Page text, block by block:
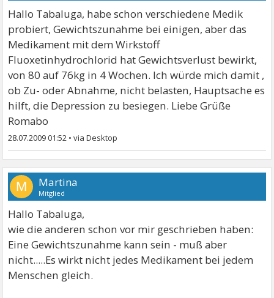
Hallo Tabaluga, habe schon verschiedene Medik
probiert, Gewichtszunahme bei einigen, aber das
Medikament mit dem Wirkstoff
Fluoxetinhydrochlorid hat Gewichtsverlust bewirkt,
von 80 auf 76kg in 4 Wochen. Ich würde mich damit ,
ob Zu- oder Abnahme, nicht belasten, Hauptsache es
hilft, die Depression zu besiegen. Liebe Grüße
Romabo
28.07.2009 01:52 •
M Martina
Mitglied
Hallo Tabaluga,
wie die anderen schon vor mir geschrieben haben:
Eine Gewichtszunahme kann sein - muß aber
nicht.....Es wirkt nicht jedes Medikament bei jedem
Menschen gleich.